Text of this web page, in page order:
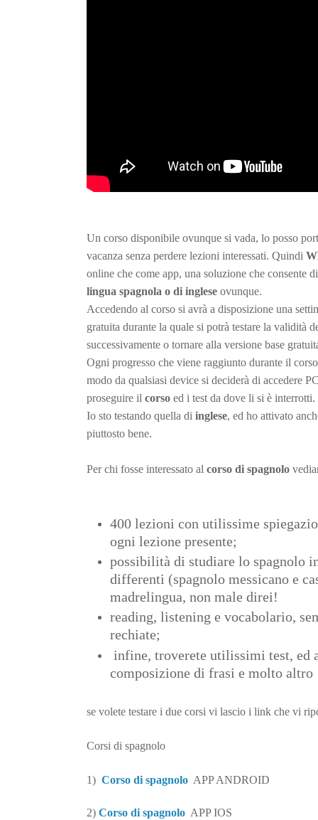
Un corso disponibile ovunque si vada, lo posso
vacanza senza perdere lezioni interessati. Quindi
online che come app, una soluzione che consente
lingua spagnola o di inglese ovunque.
Accedendo al corso si avrà a disposizione una
gratuita durante la quale si potrà testare la validità
successivamente o tornare alla versione base
Ogni progresso che viene raggiunto durante il
modo da qualsiasi device si deciderà di accedere
proseguire il corso ed i test da dove li si è interrotti.
Io sto testando quella di inglese, ed ho attivato
piuttosto bene.
Per chi fosse interessato al corso di spagnolo
400 lezioni con utilissime
ogni lezione presente;
possibilità di studiare lo spagnolo
differenti (spagnolo messicano e
madrelingua, non male direi!
reading, listening e vocabolario,
rechiate;
infine, troverete utilissimi test, ed
composizione di frasi e molto altro
se volete testare i due corsi vi lascio i link che vi
Corsi di spagnolo
1) Corso di spagnolo APP ANDROID
2) Corso di spagnolo APP IOS